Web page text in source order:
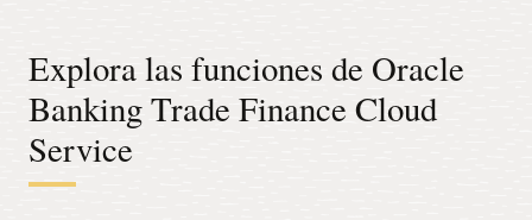
Explora las funciones de Oracle
Banking Trade Finance Cloud
Service